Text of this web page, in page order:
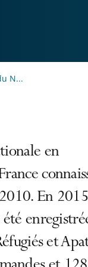
N...
en
En
et